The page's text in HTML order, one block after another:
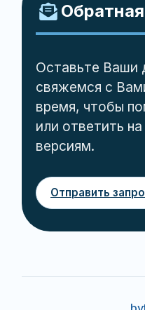
Оставьте Ваши
свяжемся с
время, чтобы
или ответить
версиям.
Отправить